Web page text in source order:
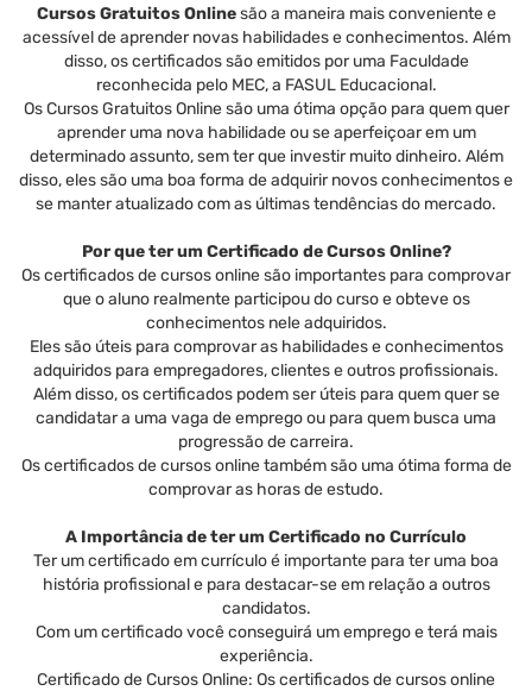
Cursos Gratuitos Onlinesão a maneira mais conveniente e
acessível de aprender novas habilidades e conhecimentos. Além
disso, os certificados são emitidos por uma Faculdade
reconhecida pelo MEC, a FASUL Educacional.
Os Cursos Gratuitos Online são uma ótima opção para quem quer
aprender uma nova habilidade ou se aperfeiçoar em um
determinado assunto, sem ter que investir muito dinheiro. Além
disso, eles são uma boa forma de adquirir novos conhecimentos e
se manter atualizado com as últimas tendências do mercado.
Por que ter um Certificado de Cursos Online?
Os certificados de cursos online são importantes para comprovar
que o aluno realmente participou do curso e obteve os
conhecimentos nele adquiridos.
Eles são úteis para comprovar as habilidades e conhecimentos
adquiridos para empregadores, clientes e outros profissionais.
Além disso, os certificados podem ser úteis para quem quer se
candidatar a uma vaga de emprego ou para quem busca uma
progressão de carreira.
Os certificados de cursos online também são uma ótima forma de
comprovar as horas de estudo.
A Importância de ter um Certificado no Currículo
Ter um certificado em currículo é importante para ter uma boa
história profissional e para destacar-se em relação a outros
candidatos.
Com um certificado você conseguirá um emprego e terá mais
experiência.
Certificado de Cursos Online: Os certificados de cursos online